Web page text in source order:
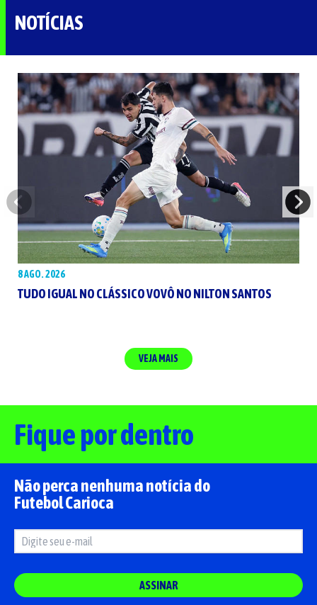
NOTÍCIAS
8 AGO. 2026
TUDO IGUAL NO CLÁSSICO VOVÔ NO NILTON SANTOS
VEJA MAIS
Fique por dentro
Não perca nenhuma notícia do
Futebol Carioca
ASSINAR